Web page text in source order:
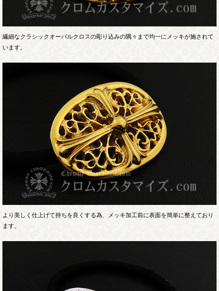
繊細なクラシックオーバルクロスの彫り込みの隅々まで均一にメッキが施されて
います。
より美しく仕上げて持ちを良くする為、メッキ加工前に表面を簡単に整えており
ます。